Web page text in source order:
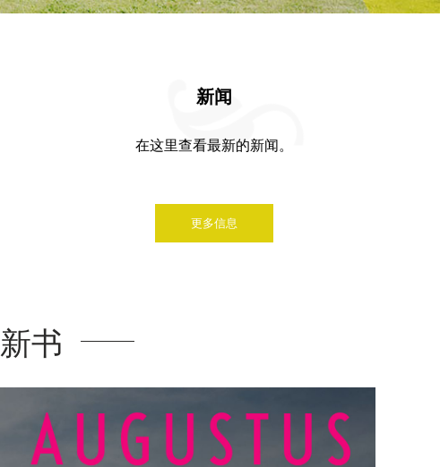
新闻
在这里查看最新的新闻。
更多信息
书